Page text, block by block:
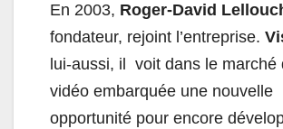
En 2003, Roger‑David
fondateur, rejoint l’entreprise.
lui-aussi, il voit dans le marché
vidéo embarquée une nouvelle
opportunité pour encore